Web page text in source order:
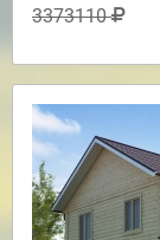
3373110